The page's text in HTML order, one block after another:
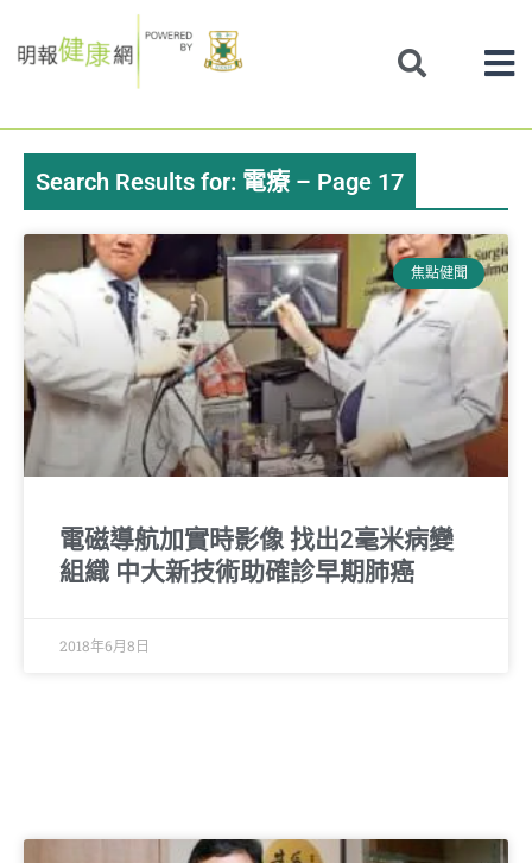
to
Search Results for: 電療 – Page 17
焦點健聞
電磁導航加實時影像 找出2毫米病變
組織 中大新技術助確診早期肺癌
2018年6月8日
Page PagePagePagePagePagePage